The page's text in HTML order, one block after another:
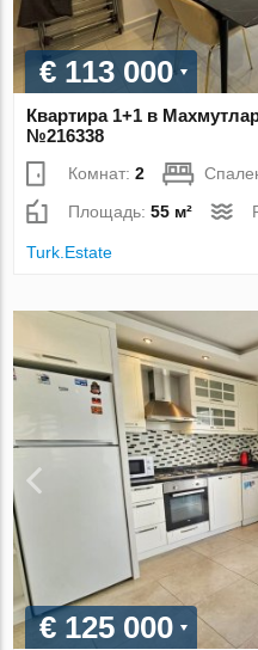
€ 113 000
Квартира 1+1 в
№216338
Комнат:2
Площадь:55 м²
Turk.Estate
€ 125 000